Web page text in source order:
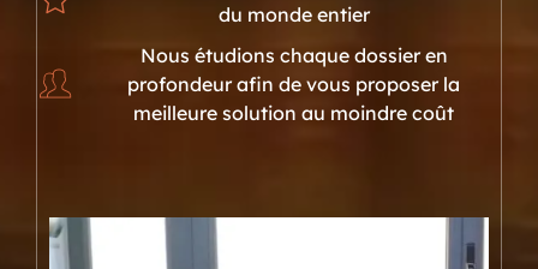
du monde entier
Nous étudions chaque dossier en
profondeur afin de vous proposer la
meilleure solution au moindre coût